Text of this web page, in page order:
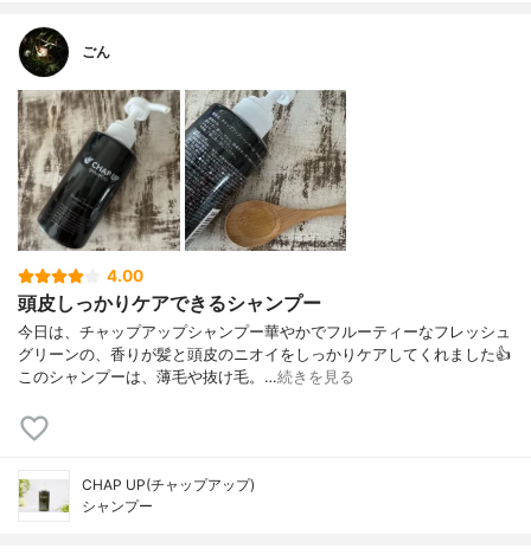
ごん
4.00
頭皮しっかりケアできるシャンプー
今日は、チャップアップシャンプー華やかでフルーティーなフレッシュ
グリーンの、香りが髪と頭皮のニオイをしっかりケアしてくれました👍
このシャンプーは、薄毛や抜け毛。…続きを見る
CHAP UP(チャップアップ)
シャンプー